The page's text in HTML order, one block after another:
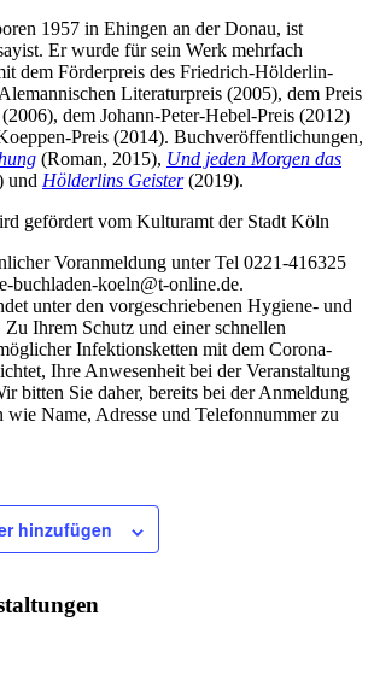
1957 in Ehingen an der Donau, ist
Er wurde für sein Werk mehrfach
dem Förderpreis des Friedrich-Hölderlin-
Literaturpreis (2005), dem Preis
dem Johann-Peter-Hebel-Preis (2012)
Preis (2014). Buchveröffentlichungen,
(Roman, 2015), Und jeden Morgen das
und Hölderlins Geister(2019).
gefördert vom Kulturamt der Stadt Köln
Voranmeldung unter Tel 0221-416325
buchladen-koeln@t-online.de.
unter den vorgeschriebenen Hygiene- und
Zu Ihrem Schutz und einer schnellen
Infektionsketten mit dem Corona-
Ihre Anwesenheit bei der Veranstaltung
bitten Sie daher, bereits bei der Anmeldung
wie Name, Adresse und Telefonnummer zu
hinzufügen